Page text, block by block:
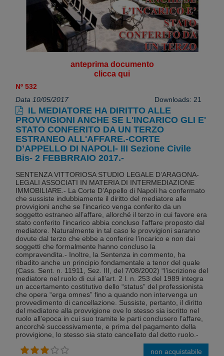
anteprima documento
clicca qui
Nº 532
Data 10/05/2017
Downloads: 21
IL MEDIATORE HA DIRITTO ALLE
PROVVIGIONI ANCHE SE L'INCARICO GLI E'
STATO CONFERITO DA UN TERZO
ESTRANEO ALL'AFFARE.-CORTE
D’APPELLO DI NAPOLI- III Sezione Civile
Bis- 2 FEBBRRAIO 2017.-
SENTENZA VITTORIOSA STUDIO LEGALE D’ARAGONA-
LEGALI ASSOCIATI IN MATERIA DI INTERMEDIAZIONE
IMMOBILIARE.- La Corte D’Appello di Napoli ha confermato
che sussiste indubbiamente il diritto del mediatore alle
provvigioni anche se l’incarico venga conferito da un
soggetto estraneo all’affare, allorché il terzo in cui favore era
stato conferito l’incarico abbia concluso l’affare proposto dal
mediatore. Naturalmente in tal caso le provvigioni saranno
dovute dal terzo che ebbe a conferire l’incarico e non dai
soggetti che formalmente hanno concluso la
compravendita.- Inoltre, la Sentenza in commento, ha
ribadito anche un principio fondamentale a tenor del quale
(Cass. Sent. n. 11911, Sez. III, del 7/08/2002) “l’iscrizione del
mediatore nel ruolo di cui all’art. 2 l. n. 253 del 1989 integra
un accertamento costitutivo dello “status” del professionista
che opera “erga omnes” fino a quando non intervenga un
provvedimento di cancellazione. Sussiste, pertanto, il diritto
del mediatore alla provvigione ove lo stesso sia iscritto nel
ruolo all’epoca in cui suo tramite le parti conclusero l’affare,
ancorchè successivamente, e prima del pagamento della
provvigione, lo stesso sia stato cancellato dal detto ruolo.-
non acquistabile